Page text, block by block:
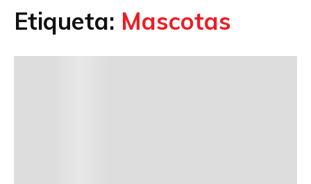
Etiqueta: Mascotas